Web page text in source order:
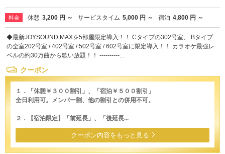
料金 休憩 3,200 円 ～ サービスタイム 5,000 円 ～ 宿泊 4,800 円 ～
◆最新JOYSOUND MAXを5部屋限定導入！！ Cタイプの302号室、 Bタイプ
の全室202号室 / 402号室 / 502号室 / 602号室に限定導入！！ カラオケ最強レ
ベルの約30万曲から歌い放題！！ ----------...
クーポン
１．「休憩￥３００割引」、「宿泊￥５００割引」
全日利用可。メンバー割、他の割引との併用不可。
２．【宿泊限定】「前延長」、「後延長...
クーポン内容をもっと見る